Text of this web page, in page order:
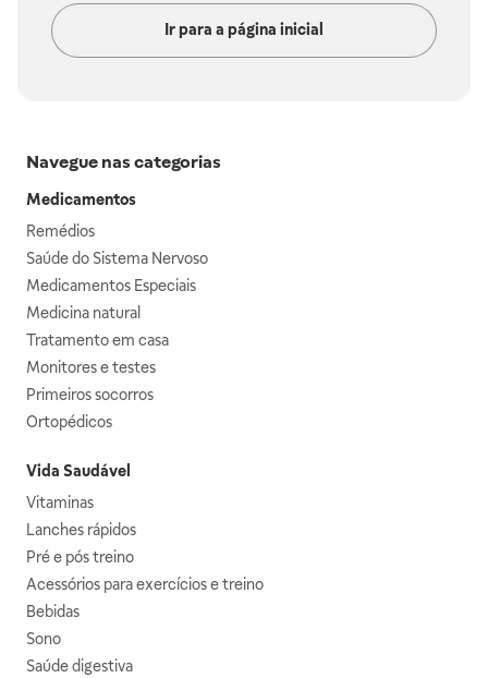
Ir para a página inicial
Navegue nas categorias
Medicamentos
Remédios
Saúde do Sistema Nervoso
Medicamentos Especiais
Medicina natural
Tratamento em casa
Monitores e testes
Primeiros socorros
Ortopédicos
Vida Saudável
Vitaminas
Lanches rápidos
Pré e pós treino
Acessórios para exercícios e treino
Bebidas
Sono
Saúde digestiva